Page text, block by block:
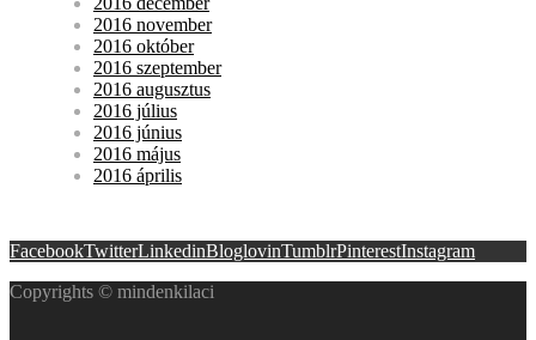
2016 november
2016 október
2016 szeptember
2016 augusztus
2016 július
2016 június
2016 május
2016 április
FacebookTwitterLinkedinBloglovinTumblrPinterestInstagram
Copyrights © mindenkilaci